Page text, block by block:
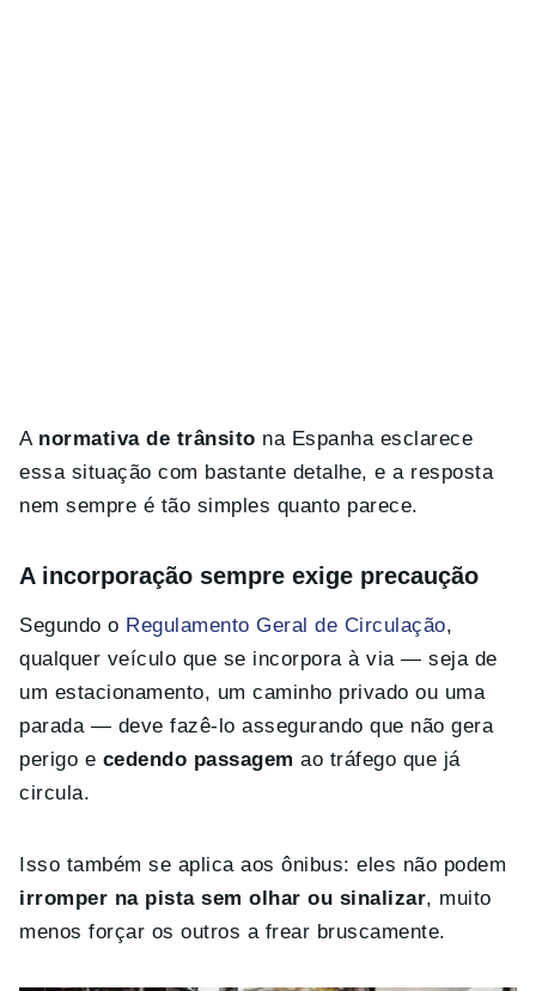
A normativa de trânsito na Espanha esclarece
essa situação com bastante detalhe, e a resposta
nem sempre é tão simples quanto parece.
A incorporação sempre exige precaução
Segundo o Regulamento Geral de Circulação,
qualquer veículo que se incorpora à via — seja de
um estacionamento, um caminho privado ou uma
parada — deve fazê-lo assegurando que não gera
perigo e cedendo passagem ao tráfego que já
circula.
Isso também se aplica aos ônibus: eles não podem
irromper na pista sem olhar ou sinalizar, muito
menos forçar os outros a frear bruscamente.